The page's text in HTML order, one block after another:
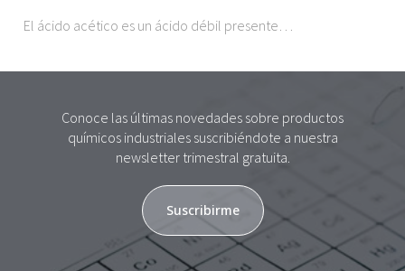
El ácido acético es un ácido débil presente…
Conoce las últimas novedades sobre productos
químicos industriales suscribiéndote a nuestra
newsletter trimestral gratuita.
Suscribirme